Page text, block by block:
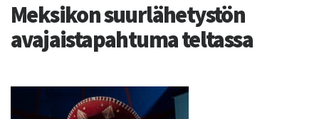
Meksikon suurlähetystön
avajaistapahtuma teltassa